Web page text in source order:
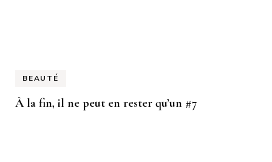
BEAUTÉ
À la fin, il ne peut en rester qu’un #7